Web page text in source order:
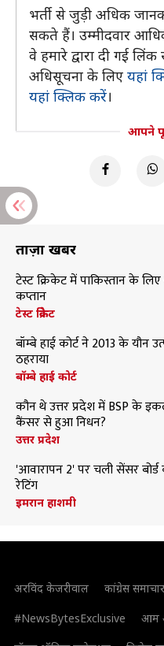
भर्ती से जुड़ी अधिक
सकते हैं। उम्मीदवार
वे हमारे द्वारा दी गई
अधिसूचना के लिए यहां
यहां क्लिक करें।
आपने
ताज़ा खबरें
टेस्ट क्रिकेट में पाकिस्तान के
कप्तान
टेस्ट क्रिकेट
बॉम्बे हाई कोर्ट ने 2013 के यौन
ठहराया
बॉम्बे हाई कोर्ट
कौन थे उत्तर प्रदेश में BSP के
कैंसर से हुआ निधन?
उत्तर प्रदेश
'आवारापन 2' पर चली सेंसर
रेटिंग
इमरान हाशमी
अरविंद केजरीवाल कांग्रेस समाचार
#NewsBytesExclusive
आम